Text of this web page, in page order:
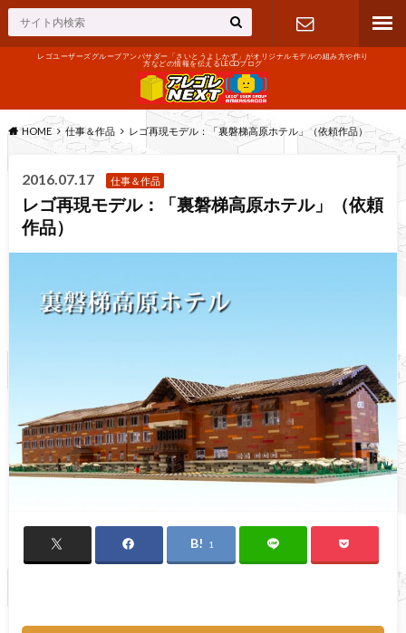
レゴユーザーズグループアンバサダー「さいとうよしかず」がオリジナルモデルの組み方や作り
方などの情報を伝えるLEGOブログ
せ
HOME 仕事＆作品 レゴ再現モデル：「裏磐梯高原ホテル」（依頼作品）
2016.07.17 仕事＆作品
レゴ再現モデル：「裏磐梯高原ホテル」（依頼
作品）
1